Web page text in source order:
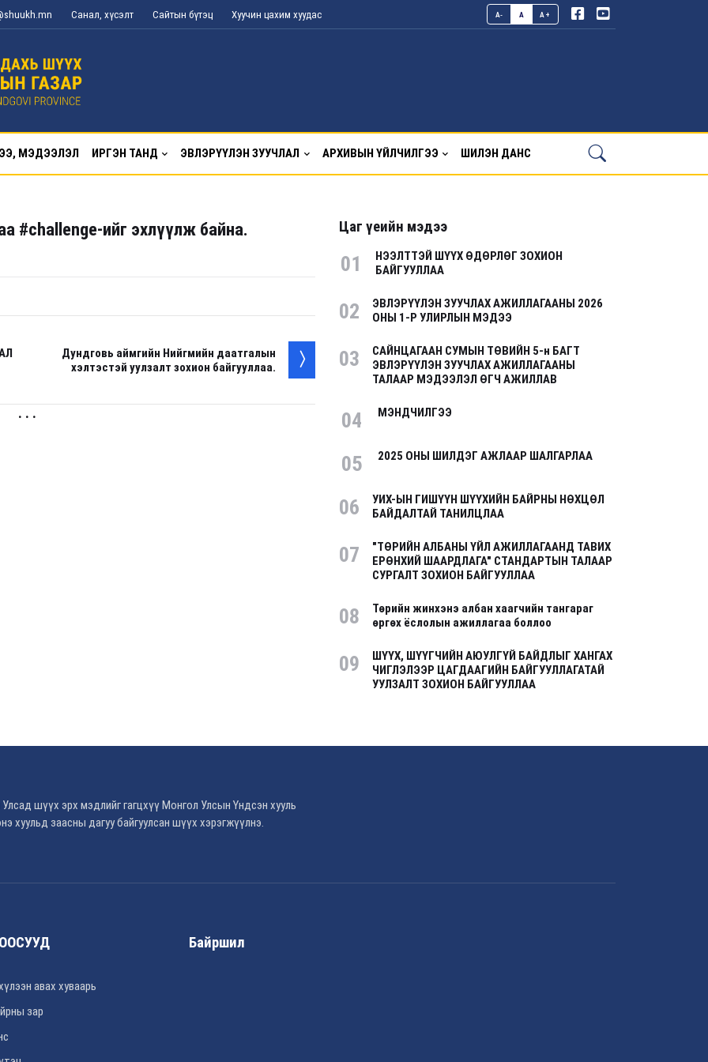
Санал, хүсэлт Сайтын бүтэц Хуучин цахим хуудас A- A A+
МЭДЭЭЛЭЛ ИРГЭН ТАНД ЭВЛЭРҮҮЛЭН ЗУУЧЛАЛ АРХИВЫН ҮЙЛЧИЛГЭЭ ШИЛЭН ДАНС
#challenge-ийг эхлүүлж байна.
Дундговь аймгийн Нийгмийн даатгалын
хэлтэстэй уулзалт зохион байгууллаа.
. . .
Цаг үеийн мэдээ
01
НЭЭЛТТЭЙ ШҮҮХ ӨДӨРЛӨГ ЗОХИОН
БАЙГУУЛЛАА
02
ЭВЛЭРҮҮЛЭН ЗУУЧЛАХ АЖИЛЛАГААНЫ 2026
ОНЫ 1-Р УЛИРЛЫН МЭДЭЭ
03
САЙНЦАГААН СУМЫН ТӨВИЙН 5-н БАГТ
ЭВЛЭРҮҮЛЭН ЗУУЧЛАХ АЖИЛЛАГААНЫ
ТАЛААР МЭДЭЭЛЭЛ ӨГЧ АЖИЛЛАВ
04 МЭНДЧИЛГЭЭ
05 2025 ОНЫ ШИЛДЭГ АЖЛААР ШАЛГАРЛАА
06
УИХ-ЫН ГИШҮҮН ШҮҮХИЙН БАЙРНЫ НӨХЦӨЛ
БАЙДАЛТАЙ ТАНИЛЦЛАА
07
"ТӨРИЙН АЛБАНЫ ҮЙЛ АЖИЛЛАГААНД ТАВИХ
ЕРӨНХИЙ ШААРДЛАГА" СТАНДАРТЫН ТАЛААР
СУРГАЛТ ЗОХИОН БАЙГУУЛЛАА
08
Төрийн жинхэнэ албан хаагчийн тангараг
өргөх ёслолын ажиллагаа боллоо
09
ШҮҮХ, ШҮҮГЧИЙН АЮУЛГҮЙ БАЙДЛЫГ ХАНГАХ
ЧИГЛЭЛЭЭР ЦАГДААГИЙН БАЙГУУЛЛАГАТАЙ
УУЛЗАЛТ ЗОХИОН БАЙГУУЛЛАА
шүүх эрх мэдлийг гагцхүү Монгол Улсын Үндсэн хууль
хуульд заасны дагуу байгуулсан шүүх хэрэгжүүлнэ.
авах хуваарь
зар
Байршил